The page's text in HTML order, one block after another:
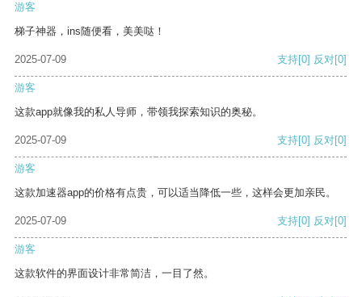
游客
梯子神器，ins随便看，美美哒！
2025-07-09 支持[0] 反对[0]
游客
这款app就像我的私人导师，带领我探索知识的奥秘。
2025-07-09 支持[0] 反对[0]
游客
这款加速器app的价格有点贵，可以适当降低一些，这样会更加亲民。
2025-07-09 支持[0] 反对[0]
游客
这款软件的界面设计非常简洁，一目了然。